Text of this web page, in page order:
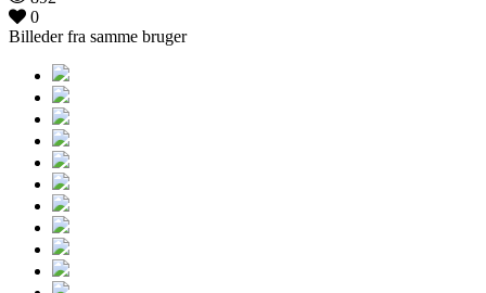
0
Billeder fra samme bruger